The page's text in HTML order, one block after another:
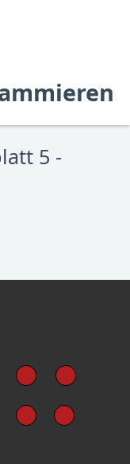
5 -